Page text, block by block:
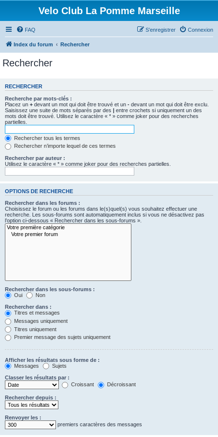
Velo Club La Pomme Marseille
FAQ Connexion
S’enregistrer
Index du forum Rechercher
Rechercher
RECHERCHER
Recherche par mots-clés :
Placez un + devant un mot qui doit être trouvé et un - devant un mot qui doit être exclu.
Saisissez une suite de mots séparés par des | entre crochets si uniquement un des
mots doit être trouvé. Utilisez le caractère « * » comme joker pour des recherches
partielles.
Rechercher tous les termes
Rechercher n’importe lequel de ces termes
Rechercher par auteur :
Utilisez le caractère « * » comme joker pour des recherches partielles.
OPTIONS DE RECHERCHE
Rechercher dans les forums :
Choisissez le forum ou les forums dans le(s)quel(s) vous souhaitez effectuer une
recherche. Les sous-forums sont automatiquement inclus si vous ne désactivez pas
l’option ci-dessous « Rechercher dans les sous-forums ».
Rechercher dans les sous-forums :
Oui
Non
Rechercher dans :
Titres et messages
Messages uniquement
Titres uniquement
Premier message des sujets uniquement
Afficher les résultats sous forme de :
Messages
Sujets
Classer les résultats par :
Croissant
Décroissant
Rechercher depuis :
Renvoyer les :
premiers caractères des messages